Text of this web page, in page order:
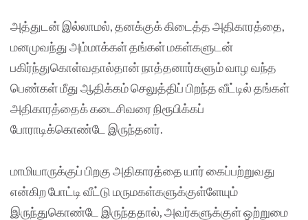
அத்துடன் இல்லாமல், தனக்குக் கிடைத்த அதிகாரத்தை,
மனமுவந்து அம்மாக்கள் தங்கள் மகள்களுடன்
பகிர்ந்துகொள்வதால்தான் நாத்தனார்களும் வாழ வந்த
பெண்கள் மீது ஆதிக்கம் செலுத்திப் பிறந்த வீட்டில் தங்கள்
அதிகாரத்தைக் கடைசிவரை நிரூபிக்கப்
போராடிக்கொண்டே இருந்தனர்.
மாமியாருக்குப் பிறகு அதிகாரத்தை யார் கைப்பற்றுவது
என்கிற போட்டி வீட்டு மருமகள்களுக்குள்ளேயும்
இருந்துகொண்டே இருந்ததால், அவர்களுக்குள் ஒற்றுமை